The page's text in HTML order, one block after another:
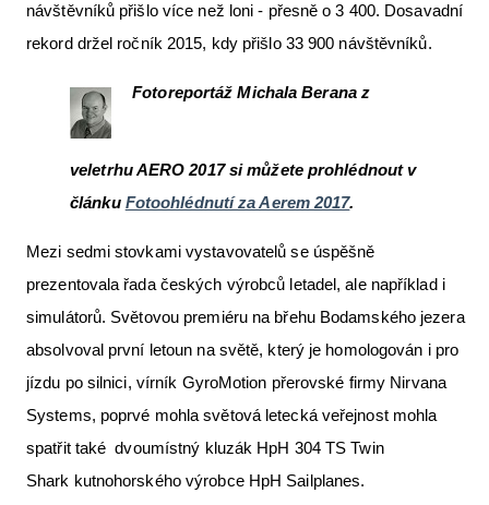
návštěvníků přišlo více než loni - přesně o 3 400. Dosavadní
rekord držel ročník 2015, kdy přišlo 33 900 návštěvníků.
Fotoreportáž Michala Berana z
veletrhu AERO 2017 si můžete prohlédnout v
článku Fotoohlédnutí za Aerem 2017.
Mezi sedmi stovkami vystavovatelů se úspěšně
prezentovala řada českých výrobců letadel, ale například i
simulátorů. Světovou premiéru na břehu Bodamského jezera
absolvoval první letoun na světě, který je homologován i pro
jízdu po silnici, vírník GyroMotion přerovské firmy Nirvana
Systems, poprvé mohla světová letecká veřejnost mohla
spatřit také dvoumístný kluzák HpH 304 TS Twin
Shark kutnohorského výrobce HpH Sailplanes.